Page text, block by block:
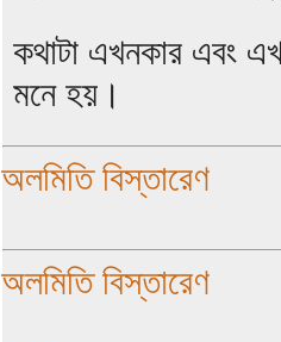
কথাটা এখনকার এবং
মনে হয়।
অলমিতি বিস্তারেণ
অলমিতি বিস্তারেণ